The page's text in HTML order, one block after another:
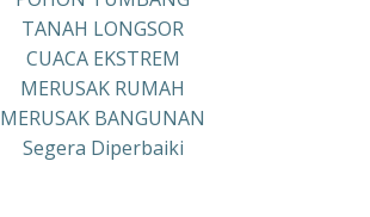
TANAH LONGSOR
CUACA EKSTREM
MERUSAK RUMAH
MERUSAK BANGUNAN
Segera Diperbaiki